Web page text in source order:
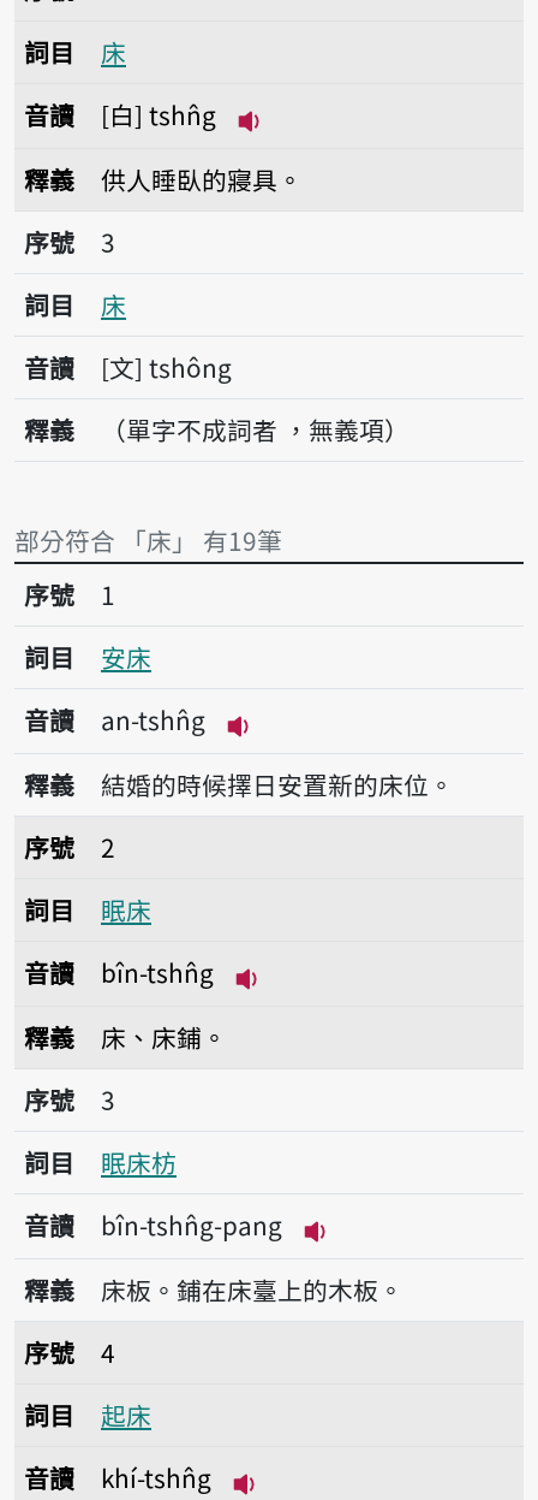
詞目
床
音讀
白 tshn̂g
釋義
供人睡臥的寢具。
序號3床
序號
3
詞目
床
音讀
文 tshông
釋義
（單字不成詞者 ，無義項）
部分符合 「床」 有19筆
序號1安床
序號
1
詞目
安床
音讀
an-tshn̂g
播放音讀an-tshn̂g
釋義
結婚的時候擇日安置新的床位。
序號2眠床
序號
2
詞目
眠床
音讀
bîn-tshn̂g
釋義
床、床鋪。
序號3眠床枋
序號
3
詞目
眠床枋
音讀
bîn-tshn̂g-pang
播放音讀bîn-tshn̂g-
釋義
床板。鋪在床臺上的木板。
序號4起床
序號
4
詞目
起床
音讀
khí-tshn̂g